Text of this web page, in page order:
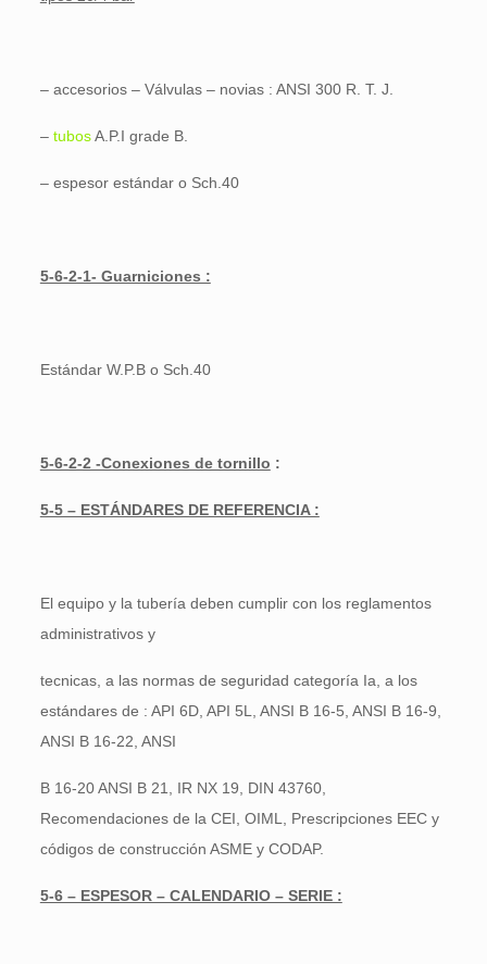
– accesorios – Válvulas – novias : ANSI 300 R. T. J.
– tubosA.P.I grade B.
– espesor estándar o Sch.40
5-6-2-1- Guarniciones :
Estándar W.P.B o Sch.40
5-6-2-2 -Conexiones de tornillo :
5-5 – ESTÁNDARES DE REFERENCIA :
El equipo y la tubería deben cumplir con los reglamentos
administrativos y
tecnicas, a las normas de seguridad categoría Ia, a los
estándares de : API 6D, API 5L, ANSI B 16-5, ANSI B 16-9,
ANSI B 16-22, ANSI
B 16-20 ANSI B 21, IR NX 19, DIN 43760,
Recomendaciones de la CEI, OIML, Prescripciones EEC y
códigos de construcción ASME y CODAP.
5-6 – ESPESOR – CALENDARIO – SERIE :